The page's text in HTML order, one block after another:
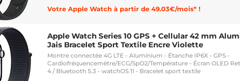
Votre Apple Watch à partir de 49.03€/mois* !
Apple Watch Series 10 GPS + Cellular 42 mm
Jais Bracelet Sport Textile Encre Violette
Montre connectée 4G LTE - Aluminium - Étanche IP6X - GPS -
Cardiofréquencemètre/ECG/SpO2/Température - Écran OLED
4 / Bluetooth 5.3 - watchOS 11 - Bracelet sport textile